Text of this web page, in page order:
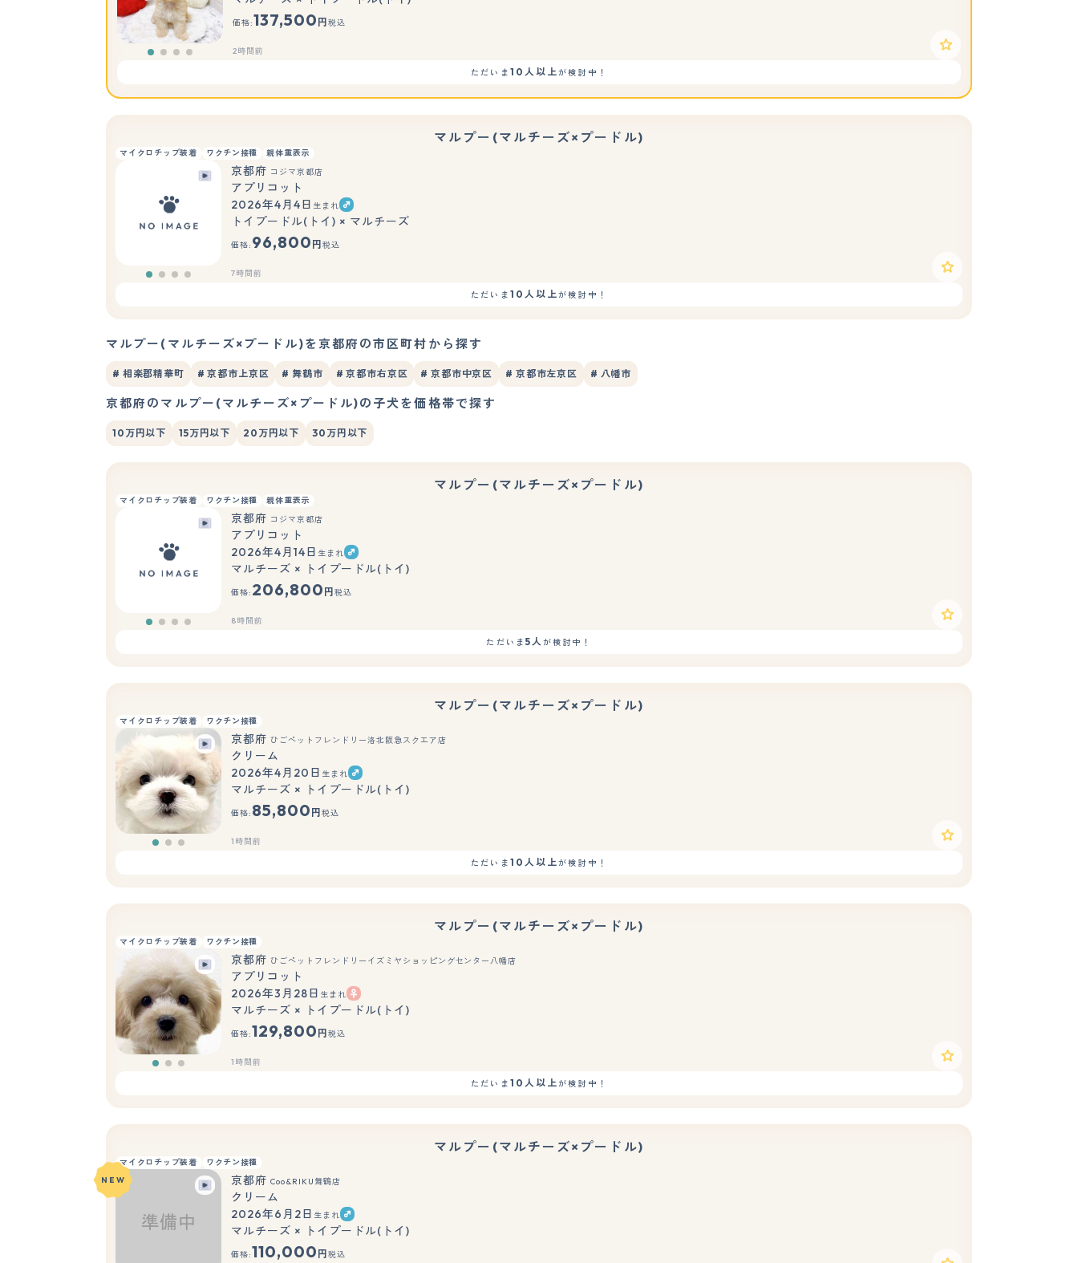
価格:137,500 円 税込
2時間前
ただいま 10人以上が検討中！
マルプー(マルチーズ×プードル)
マイクロチップ装着 ワクチン接種 親体重表示
京都府 コジマ京都店
アプリコット
2026年4月4日 生まれ
トイプードル(トイ) × マルチーズ
価格: 96,800 円 税込
7時間前
ただいま 10人以上が検討中！
マルプー(マルチーズ×プードル)を京都府の市区町村から探す
# 相楽郡精華町 # 京都市上京区 # 舞鶴市 # 京都市右京区 # 京都市中京区 # 京都市左京区 # 八幡市
京都府のマルプー(マルチーズ×プードル)の子犬を価格帯で探す
10万円以下 15万円以下 20万円以下 30万円以下
マルプー(マルチーズ×プードル)
マイクロチップ装着 ワクチン接種 親体重表示
京都府 コジマ京都店
アプリコット
2026年4月14日 生まれ
マルチーズ × トイプードル(トイ)
価格: 206,800 円 税込
8時間前
ただいま 5人が検討中！
マルプー(マルチーズ×プードル)
マイクロチップ装着 ワクチン接種
もっと見る
京都府 ひごペットフレンドリー洛北阪急スクエア店
クリーム
2026年4月20日 生まれ
マルチーズ × トイプードル(トイ)
価格: 85,800 円 税込
1時間前
ただいま 10人以上が検討中！
マルプー(マルチーズ×プードル)
マイクロチップ装着 ワクチン接種
もっと見る
京都府 ひごペットフレンドリーイズミヤショッピングセンター八幡店
アプリコット
2026年3月28日 生まれ
マルチーズ × トイプードル(トイ)
価格:129,800 円 税込
1時間前
ただいま 10人以上が検討中！
マルプー(マルチーズ×プードル)
マイクロチップ装着
ワクチン接種
NEW
京都府 Coo&RIKU舞鶴店
クリーム
2026年6月2日 生まれ
マルチーズ × トイプードル(トイ)
価格:110,000 円 税込